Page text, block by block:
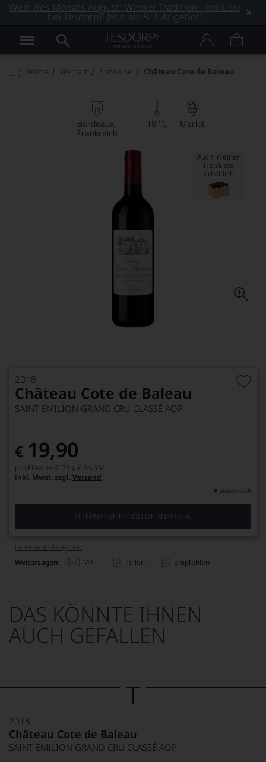
Wein des Monats August: Wiener Tradition - exklusiv
bei Tesdorpf! Jetzt als 5+1 Angebot!
Weine Weinart Rotweine Château Cote de Baleau
Bordeaux
Frankreich
18 °C Merlot
Auch in einer
Holzkiste
erhältlich
2018
Château Cote de Baleau
SAINT EMILION GRAND CRU CLASSÉ AOP
€ 19,90
pro Flasche (0.75l), € 26,53/L
inkl. Mwst. zzgl. Versand
ausverkauft
ALTERNATIVE PRODUKTE ANZEIGEN
Lebensmittel­angaben
Weitersagen: Mail Teilen Empfehlen
DAS KÖNNTE IHNEN
AUCH GEFALLEN
2018
Château Cote de Baleau
SAINT EMILION GRAND CRU CLASSÉ AOP